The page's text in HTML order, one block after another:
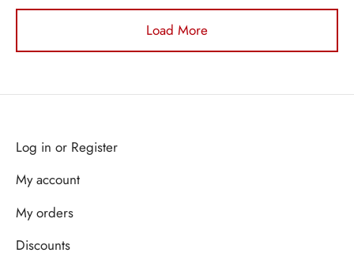
Load More
Log in or Register
My account
My orders
Discounts